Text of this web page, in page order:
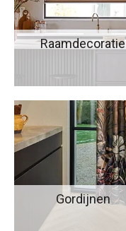
Raamdecoratie
Gordijnen